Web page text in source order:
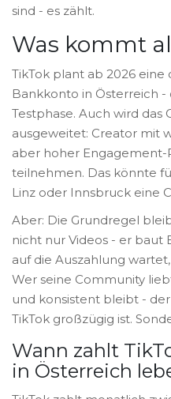
sind - es zählt.
Was kommt
TikTok plant ab 2026
Bankkonto in Österreich -
Testphase. Auch wird
ausgeweitet: Creator mit
aber hoher
teilnehmen. Das könnte
Linz oder Innsbruck eine
Aber: Die Grundregel
nicht nur Videos - er baut
auf die Auszahlung
Wer seine Community
und konsistent bleibt -
TikTok großzügig ist.
Wann zahlt
in Österreich